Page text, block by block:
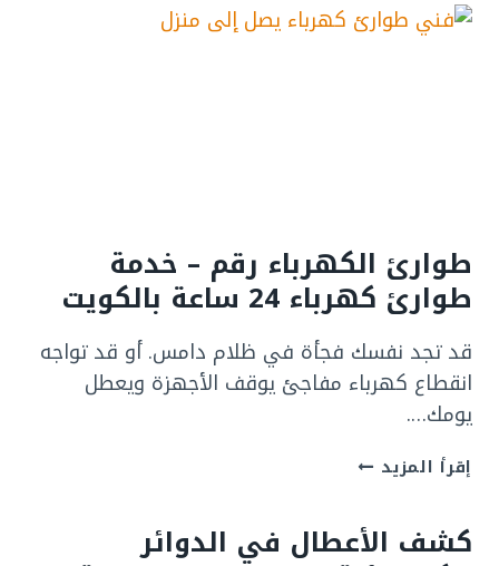
في
طوارئ الكهرباء رقم – خدمة
طوارئ كهرباء 24 ساعة بالكويت
قد تجد نفسك فجأة في ظلام دامس. أو قد تواجه
انقطاع كهرباء مفاجئ يوقف الأجهزة ويعطل
يومك….
إقرأ المزيد طوارئ
–
كشف الأعطال في الدوائر